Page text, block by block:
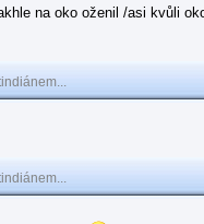
na oko oženil /asi kvůli